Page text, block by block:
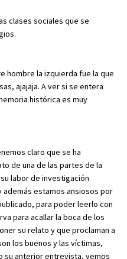
clases sociales que se
hombre la izquierda fue la que
ajajaja. A ver si se entera
histórica es muy
claro que se ha
de una de las partes de la
labor de investigación
estamos ansiosos por
para poder leerlo con
para acallar la boca de los
su relato y que proclaman a
los buenos y las víctimas,
su anterior entrevista, vemos